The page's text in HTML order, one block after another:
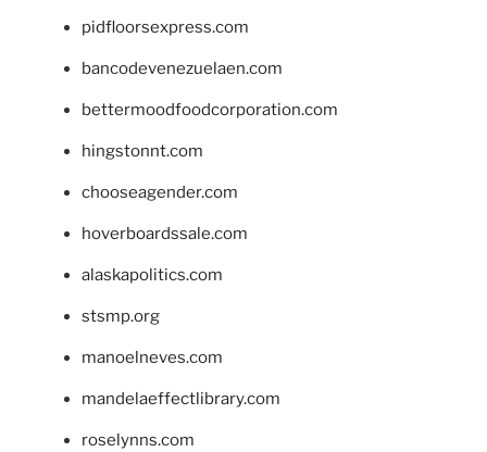
pidfloorsexpress.com
bancodevenezuelaen.com
bettermoodfoodcorporation.com
hingstonnt.com
chooseagender.com
hoverboardssale.com
alaskapolitics.com
stsmp.org
manoelneves.com
mandelaeffectlibrary.com
roselynns.com